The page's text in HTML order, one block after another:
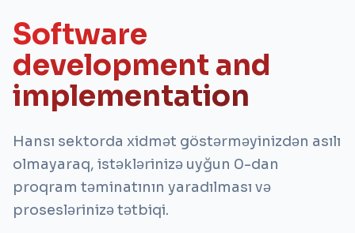
Software
development and
implementation
Hansı sektorda xidmət göstərməyinizdən asılı
olmayaraq, istəklərinizə uyğun 0-dan
proqram təminatının yaradılması və
proseslərinizə tətbiqi.